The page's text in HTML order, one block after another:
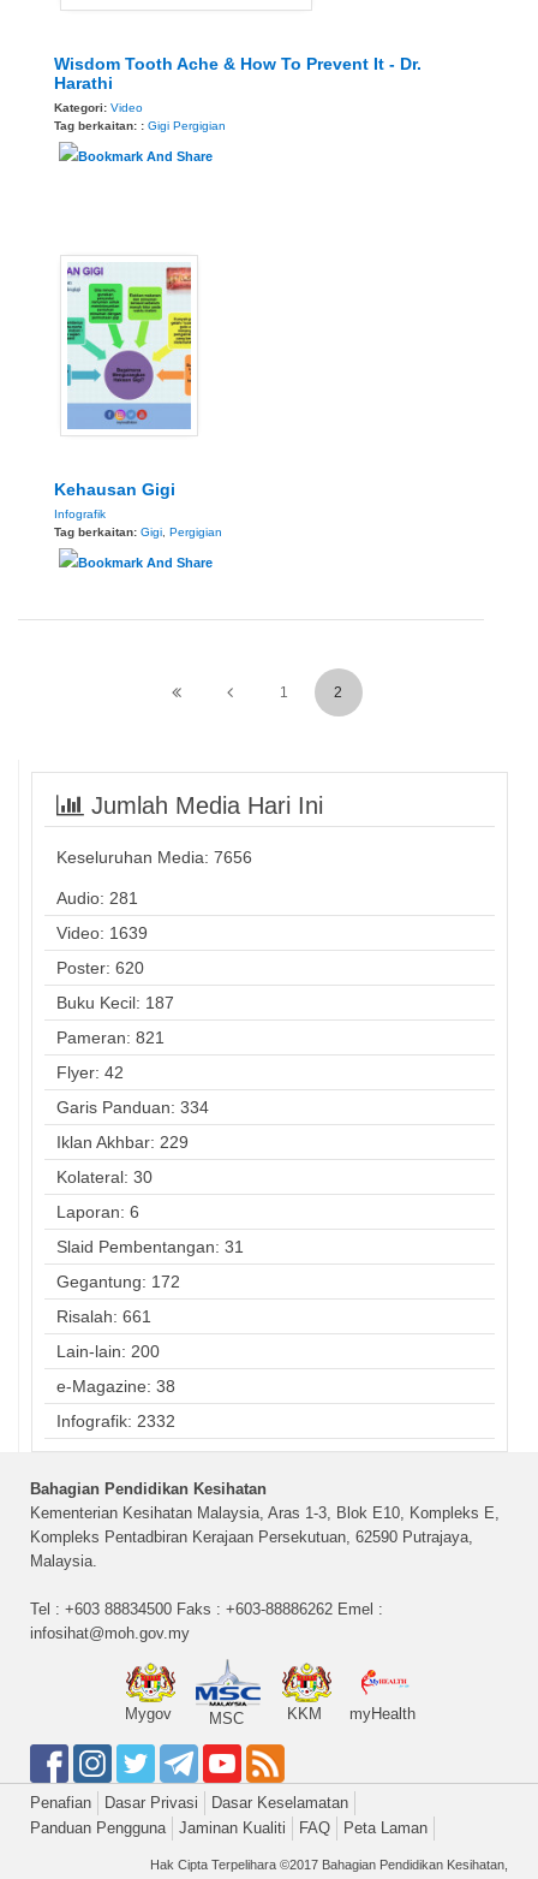
Wisdom Tooth Ache & How To Prevent It - Dr.
Harathi
Kategori: Video
Tag berkaitan: : Gigi Pergigian
Kehausan Gigi
Infografik
Tag berkaitan: Gigi Pergigian
1 2
Jumlah Media Hari Ini
Keseluruhan Media: 7656
Audio: 281
Video: 1639
Poster: 620
Buku Kecil: 187
Pameran: 821
Flyer: 42
Garis Panduan: 334
Iklan Akhbar: 229
Kolateral: 30
Laporan: 6
Slaid Pembentangan: 31
Gegantung: 172
Risalah: 661
Lain-lain: 200
e-Magazine: 38
Infografik: 2332
Bahagian Pendidikan Kesihatan
Kementerian Kesihatan Malaysia, Aras 1-3, Blok E10, Kompleks E,
Kompleks Pentadbiran Kerajaan Persekutuan, 62590 Putrajaya,
Malaysia.
Tel : +603 88834500 Faks : +603-88886262 Emel :
infosihat@moh.gov.my
Mygov MSC KKM myHealth
Penafian Dasar Privasi
Dasar Keselamatan
Panduan Pengguna
Jaminan Kualiti FAQ Peta Laman
Hak Cipta Terpelihara ©2017 Bahagian Pendidikan Kesihatan,